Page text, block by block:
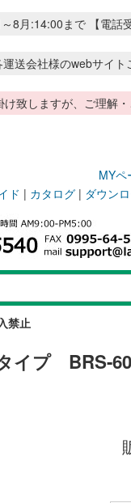
8月:14:00まで 【電
送会社様のwebサイト
致しますが、ご理解・
MYペ
ド | カタログ | ダウン
禁止
イプ BRS-